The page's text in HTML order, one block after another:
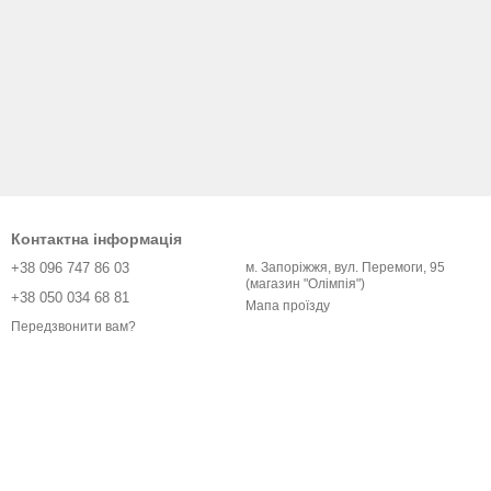
Контактна інформація
+38 096 747 86 03
+38 050 034 68 81
Передзвонити вам?
м. Запоріжжя, вул. Перемоги, 95
(магазин "Олімпія")
Мапа проїзду